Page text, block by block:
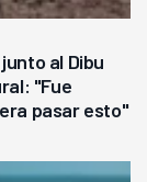
al Dibu
"Fue
pasar esto"